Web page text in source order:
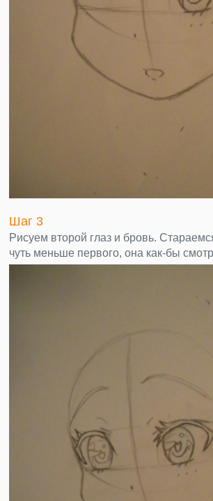
Шаг 3
Рисуем второй глаз и бровь.
чуть меньше первого, она как-бы